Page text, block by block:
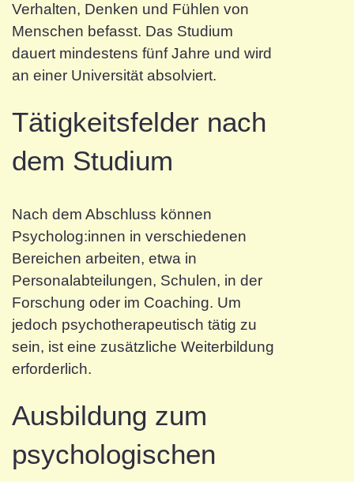
Verhalten, Denken und Fühlen von
Menschen befasst. Das Studium
dauert mindestens fünf Jahre und wird
an einer Universität absolviert.
Tätigkeitsfelder nach
dem Studium
Nach dem Abschluss können
Psycholog:innen in verschiedenen
Bereichen arbeiten, etwa in
Personalabteilungen, Schulen, in der
Forschung oder im Coaching. Um
jedoch psychotherapeutisch tätig zu
sein, ist eine zusätzliche Weiterbildung
erforderlich.
Ausbildung zum
psychologischen